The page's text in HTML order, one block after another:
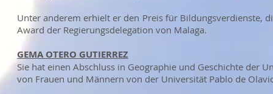
Unter anderem erhielt er den Preis für Bildungsverdienste,
Award der Regierungsdelegation von Malaga.
GEMA OTERO GUTIERREZ
Sie hat einen Abschluss in Geographie und Geschichte der
von Frauen und Männern von der Universität Pablo de